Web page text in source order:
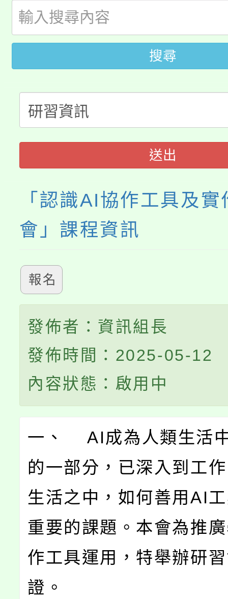
代理(課)教師甄選結果(
公告本校115學年度第
代理(課)教師甄選結果(
轉知中國文化大學推廣
《TA101》溝通分析基
程，歡迎學生輔導中心
心理、諮商輔導、社會
系所師生報名參加。
轉知苗栗縣政府辦理
縣市「校園短影音徵選
門員」簡章及活動海報
踴躍報名參加。
要點
「桃園市補助參觀特色
展演活動實施計畫」
115年度「教育部表揚
義教育推展貢獻獎」
搜尋
送出
「認識AI協作工具及
會」課程資訊
報名
發佈者：資訊組長
發佈時間：2025-05-12
內容狀態：啟用中
一、 AI成為人類生活
的一部分，已深入到工
生活之中，如何善用AI
重要的課題。本會為推
作工具運用，特舉辦研
證。